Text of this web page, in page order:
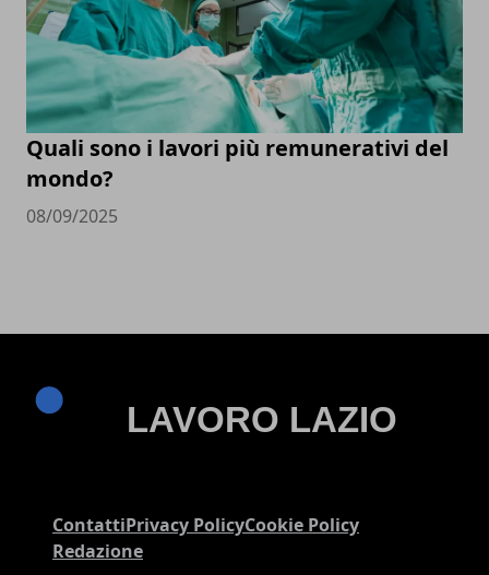
Quali sono i lavori più remunerativi del
mondo?
08/09/2025
ContattiPrivacy PolicyCookie Policy
Redazione